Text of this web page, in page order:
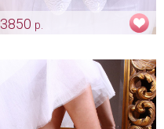
3850 р.
Арт: obv_0050